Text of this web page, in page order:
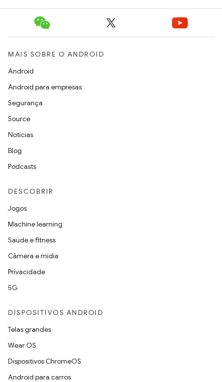
MAIS SOBRE O ANDROID
Android
Android para empresas
Segurança
Source
Notícias
Blog
Podcasts
DESCOBRIR
Jogos
Machine learning
Saúde e fitness
Câmera e mídia
Privacidade
5G
DISPOSITIVOS ANDROID
Telas grandes
Wear OS
Dispositivos ChromeOS
Android para carros